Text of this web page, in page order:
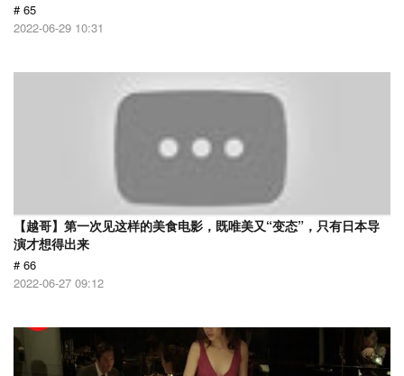
# 65
2022-06-29 10:31
【越哥】第一次见这样的美食电影，既唯美又“变态”，只有日本导
演才想得出来
# 66
2022-06-27 09:12